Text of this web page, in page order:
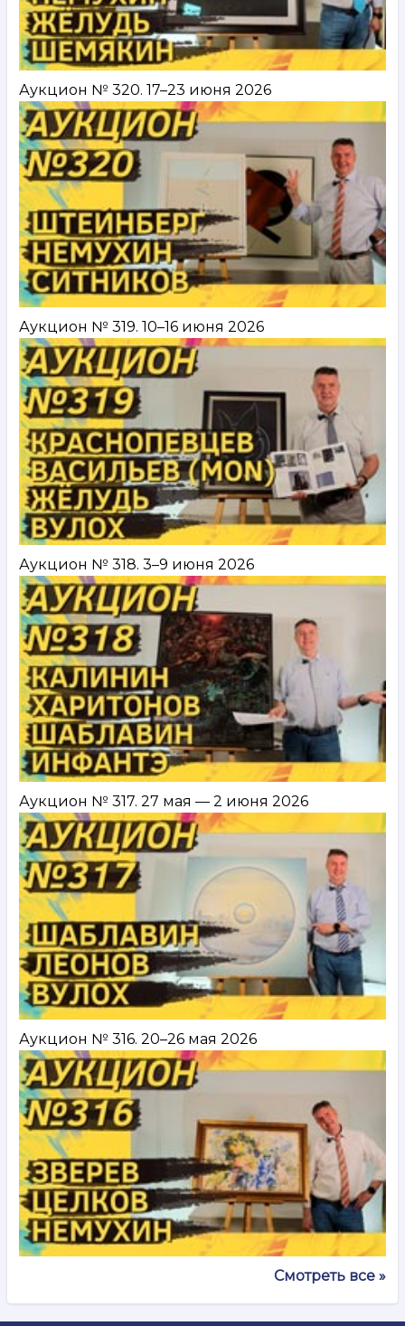
Аукцион № 320. 17–23 июня 2026
Аукцион № 319. 10–16 июня 2026
Аукцион № 318. 3–9 июня 2026
Аукцион № 317. 27 мая — 2 июня 2026
Аукцион № 316. 20–26 мая 2026
Смотреть все »